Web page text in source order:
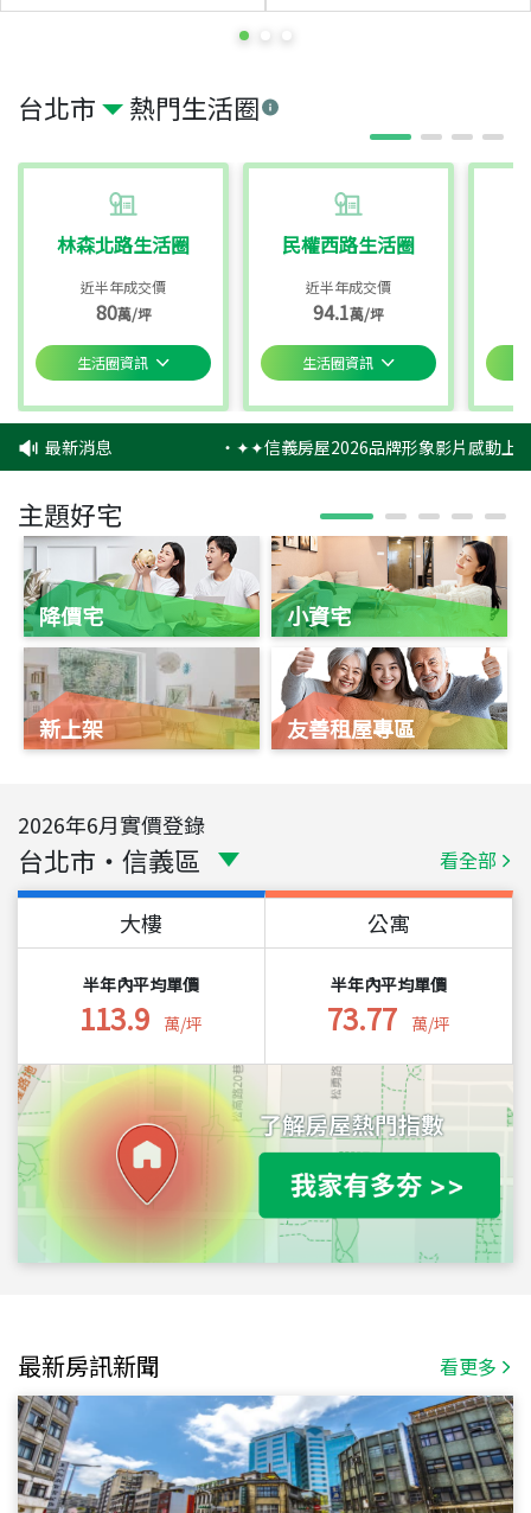
台北市 熱門生活圈
林森北路生活圈
近半年成交價
80萬/坪
生活圈資訊
民權西路生活圈
近半年成交價
94.1萬/坪
生活圈資訊
最新消息 ‧✦✦信義房屋2026品牌形象影片感動上
主題好宅
降價宅
新上架
小資宅
友善租屋專區
2026年6月實價登錄
台北市 ・ 信義區 看全部
大樓
半年內平均單價
113.9 萬/坪
公寓
半年內平均單價
73.77 萬/坪
最新房訊新聞 看更多